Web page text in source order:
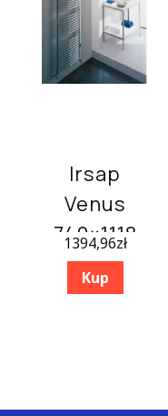
Irsap
Venus
740×1118
Chrom
1394,96zł
Kup